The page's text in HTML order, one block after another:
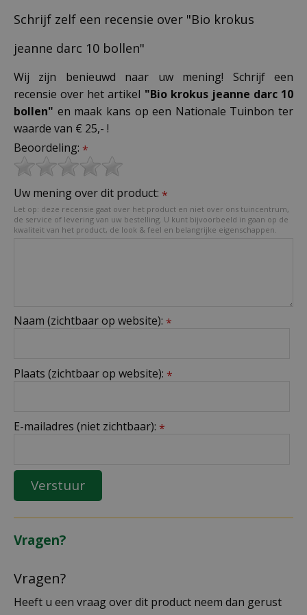
Schrijf zelf een recensie over "Bio krokus
jeanne darc 10 bollen"
Wij zijn benieuwd naar uw mening! Schrijf een
recensie over het artikel "Bio krokus jeanne darc 10
bollen" en maak kans op een Nationale Tuinbon ter
waarde van € 25,- !
Beoordeling: *
Uw mening over dit product: *
Let op: deze recensie gaat over het product en niet over ons tuincentrum,
de service of levering van uw bestelling. U kunt bijvoorbeeld in gaan op de
kwaliteit van het product, de look & feel en belangrijke eigenschappen.
Naam (zichtbaar op website): *
Plaats (zichtbaar op website): *
E-mailadres (niet zichtbaar): *
Vragen?
Vragen?
Heeft u een vraag over dit product neem dan gerust